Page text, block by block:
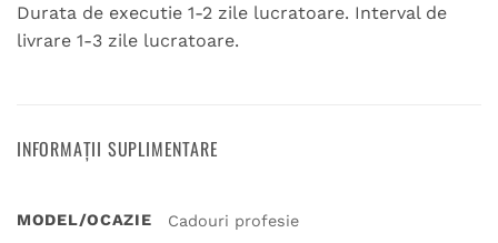
Durata de executie 1-2 zile lucratoare. Interval de
livrare 1-3 zile lucratoare.
INFORMAȚII SUPLIMENTARE
MODEL/OCAZIE Cadouri profesie